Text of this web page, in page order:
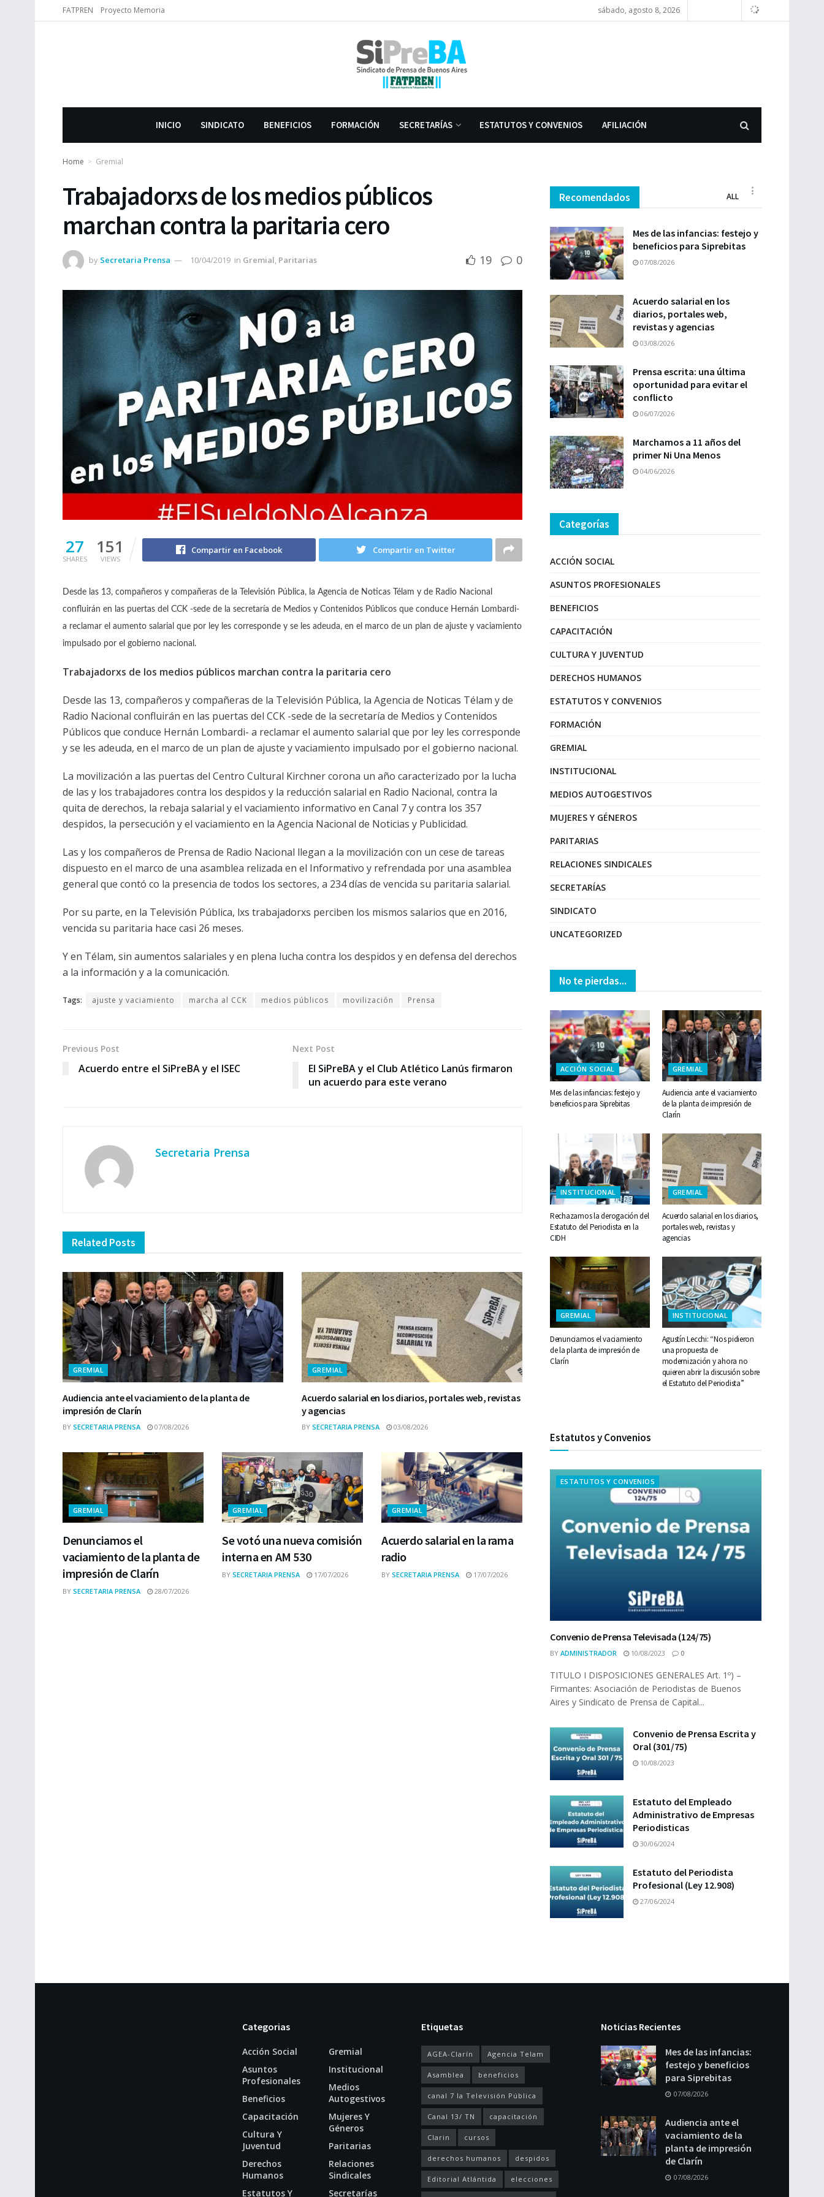
FATPREN Proyecto Memoria sábado, agosto 8, 2026
INICIO SINDICATO BENEFICIOS FORMACIÓN SECRETARÍAS ESTATUTOS Y CONVENIOS AFILIACIÓN
Home Gremial
Trabajadorxs de los medios públicos
marchan contra la paritaria cero
by Secretaria Prensa 10/04/2019 in Gremial, Paritarias 19 0
27
SHARES
151
VIEWS
Compartir en Facebook Compartir en Twitter
Desde las 13, compañeros y compañeras de la Televisión Pública, la Agencia de Noticas Télam y de Radio Nacional
confluirán en las puertas del CCK -sede de la secretaría de Medios y Contenidos Públicos que conduce Hernán Lombardi-
a reclamar el aumento salarial que por ley les corresponde y se les adeuda, en el marco de un plan de ajuste y vaciamiento
impulsado por el gobierno nacional.
Trabajadorxs de los medios públicos marchan contra la paritaria cero
Desde las 13, compañeros y compañeras de la Televisión Pública, la Agencia de Noticas Télam y de
Radio Nacional confluirán en las puertas del CCK -sede de la secretaría de Medios y Contenidos
Públicos que conduce Hernán Lombardi- a reclamar el aumento salarial que por ley les corresponde
y se les adeuda, en el marco de un plan de ajuste y vaciamiento impulsado por el gobierno nacional.
La movilización a las puertas del Centro Cultural Kirchner corona un año caracterizado por la lucha
de las y los trabajadores contra los despidos y la reducción salarial en Radio Nacional, contra la
quita de derechos, la rebaja salarial y el vaciamiento informativo en Canal 7 y contra los 357
despidos, la persecución y el vaciamiento en la Agencia Nacional de Noticias y Publicidad.
Las y los compañeros de Prensa de Radio Nacional llegan a la movilización con un cese de tareas
dispuesto en el marco de una asamblea relizada en el Informativo y refrendada por una asamblea
general que contó co la presencia de todos los sectores, a 234 días de vencida su paritaria salarial.
Por su parte, en la Televisión Pública, lxs trabajadorxs perciben los mismos salarios que en 2016,
vencida su paritaria hace casi 26 meses.
Y en Télam, sin aumentos salariales y en plena lucha contra los despidos y en defensa del derechos
a la información y a la comunicación.
Tags: ajuste y vaciamiento marcha al CCK medios públicos movilización Prensa
Previous Post
Acuerdo entre el SiPreBA y el ISEC
Next Post
El SiPreBA y el Club Atlético Lanús firmaron
un acuerdo para este verano
Secretaria Prensa
Related Posts
GREMIAL
Audiencia ante el vaciamiento de la planta de
impresión de Clarín
BY SECRETARIA PRENSA 07/08/2026
GREMIAL
Acuerdo salarial en los diarios, portales web, revistas
y agencias
BY SECRETARIA PRENSA 03/08/2026
GREMIAL
Denunciamos el
vaciamiento de la planta de
impresión de Clarín
BY SECRETARIA PRENSA 28/07/2026
GREMIAL
Se votó una nueva comisión
interna en AM 530
BY SECRETARIA PRENSA 17/07/2026
GREMIAL
Acuerdo salarial en la rama
radio
BY SECRETARIA PRENSA 17/07/2026
Recomendados ALL
Mes de las infancias: festejo y
beneficios para Siprebitas
07/08/2026
Acuerdo salarial en los
diarios, portales web,
revistas y agencias
03/08/2026
Prensa escrita: una última
oportunidad para evitar el
conflicto
06/07/2026
Marchamos a 11 años del
primer Ni Una Menos
04/06/2026
Categorías
ACCIÓN SOCIAL
ASUNTOS PROFESIONALES
BENEFICIOS
CAPACITACIÓN
CULTURA Y JUVENTUD
DERECHOS HUMANOS
ESTATUTOS Y CONVENIOS
FORMACIÓN
GREMIAL
INSTITUCIONAL
MEDIOS AUTOGESTIVOS
MUJERES Y GÉNEROS
PARITARIAS
RELACIONES SINDICALES
SECRETARÍAS
SINDICATO
UNCATEGORIZED
No te pierdas...
ACCIÓN SOCIAL
Mes de las infancias: festejo y
beneficios para Siprebitas
GREMIAL
Audiencia ante el vaciamiento
de la planta de impresión de
Clarín
INSTITUCIONAL
Rechazamos la derogación del
Estatuto del Periodista en la
CIDH
GREMIAL
Acuerdo salarial en los diarios,
portales web, revistas y
agencias
GREMIAL
Denunciamos el vaciamiento
de la planta de impresión de
Clarín
INSTITUCIONAL
Agustín Lecchi: “Nos pidieron
una propuesta de
modernización y ahora no
quieren abrir la discusión sobre
el Estatuto del Periodista”
Estatutos y Convenios
ESTATUTOS Y CONVENIOS
Convenio de Prensa Televisada (124/75)
BY ADMINISTRADOR 10/08/2023 0
TITULO I DISPOSICIONES GENERALES Art. 1º) –
Firmantes: Asociación de Periodistas de Buenos
Aires y Sindicato de Prensa de Capital...
Convenio de Prensa Escrita y
Oral (301/75)
10/08/2023
Estatuto del Empleado
Administrativo de Empresas
Periodisticas
30/06/2024
Estatuto del Periodista
Profesional (Ley 12.908)
27/06/2024
Categorias
Acción Social
Asuntos
Profesionales
Beneficios
Capacitación
Cultura Y
Juventud
Derechos
Humanos
Estatutos Y
Gremial
Institucional
Medios
Autogestivos
Mujeres Y
Géneros
Paritarias
Relaciones
Sindicales
Secretarías
Etiquetas
AGEA-Clarín Agencia Telam
Asamblea beneficios
canal 7 la Televisión Pública
Canal 13/ TN capacitación
Clarin cursos
derechos humanos despidos
Editorial Atlántida elecciones
Noticias Recientes
Mes de las infancias:
festejo y beneficios
para Siprebitas
07/08/2026
Audiencia ante el
vaciamiento de la
planta de impresión
de Clarín
07/08/2026